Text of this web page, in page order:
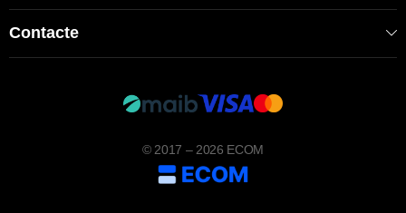
Contacte
© 2017 – 2026 ECOM